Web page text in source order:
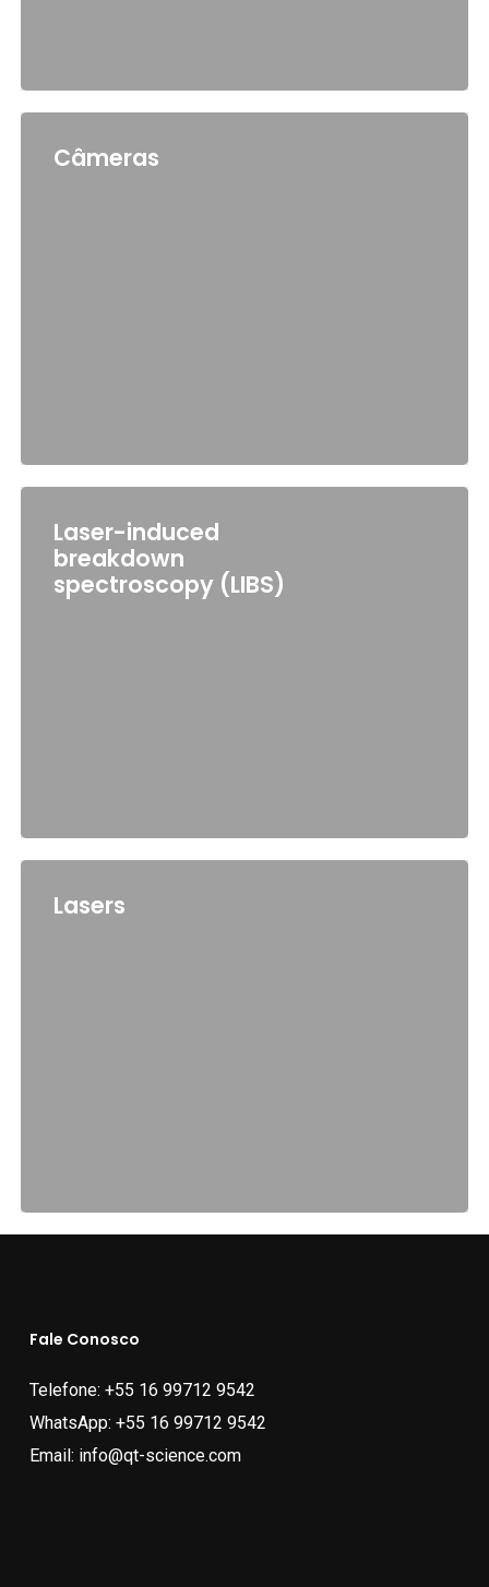
Câmeras
Laser-induced
breakdown
spectroscopy (LIBS)
Lasers
Fale Conosco
Telefone: +55 16 99712 9542
WhatsApp: +55 16 99712 9542
Email: info@qt-science.com